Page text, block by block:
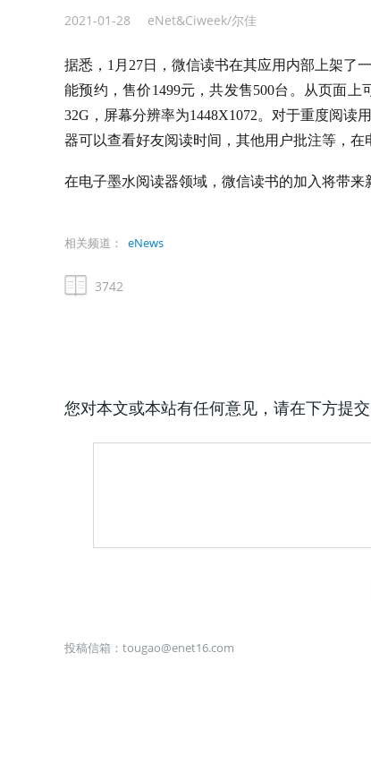
2021-01-28 eNet&Ciweek/尔佳
据悉，1月27日，微信读书在其应用内部上架了
能预约，售价1499元，共发售500台。从页面
32G，屏幕分辨率为1448X1072。对于重度阅
器可以查看好友阅读时间，其他用户批注等，在
在电子墨水阅读器领域，微信读书的加入将带来
相关频道： eNews
3742
您对本文或本站有任何意见，请在下方提交
投稿信箱： tougao@enet16.com